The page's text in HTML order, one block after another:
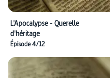
L'Apocalypse - Querelle
d'héritage
Épisode 4/12